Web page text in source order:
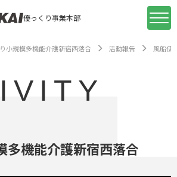
優っくり事業本部
小規模多機能介護新宿西落合 活動報告 風船使
多機能介護新宿西落合